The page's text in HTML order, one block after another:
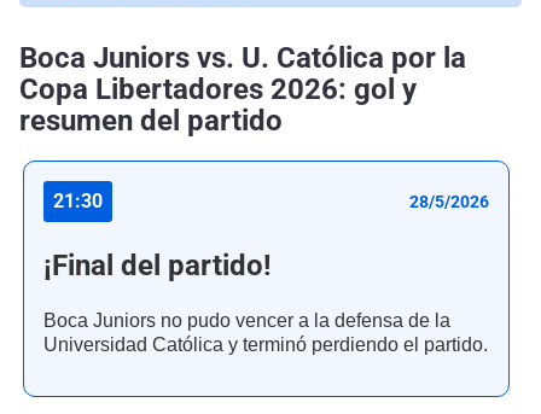
Boca Juniors vs. U. Católica por la
Copa Libertadores 2026: gol y
resumen del partido
21:30 28/5/2026
¡Final del partido!
Boca Juniors no pudo vencer a la defensa de la
Universidad Católica y terminó perdiendo el partido.